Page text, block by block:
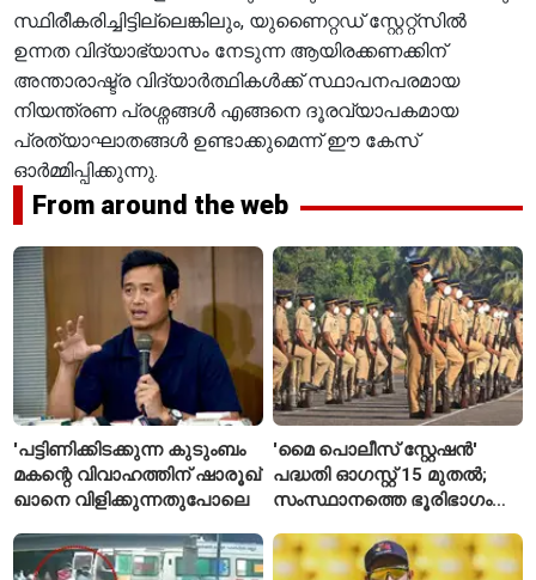
സ്ഥിരീകരിച്ചിട്ടില്ലെങ്കിലും, യുണൈറ്റഡ് സ്റ്റേറ്റ്സിൽ
ഉന്നത വിദ്യാഭ്യാസം നേടുന്ന ആയിരക്കണക്കിന്
അന്താരാഷ്ട്ര വിദ്യാർത്ഥികൾക്ക് സ്ഥാപനപരമായ
നിയന്ത്രണ പ്രശ്നങ്ങൾ എങ്ങനെ ദൂരവ്യാപകമായ
പ്രത്യാഘാതങ്ങൾ ഉണ്ടാക്കുമെന്ന് ഈ കേസ്
ഓർമ്മിപ്പിക്കുന്നു.
From around the web
'പട്ടിണിക്കിടക്കുന്ന കുടുംബം
മകന്റെ വിവാഹത്തിന് ഷാരൂഖ്
ഖാനെ വിളിക്കുന്നതുപോലെ
'മൈ പൊലീസ് സ്റ്റേഷൻ'
പദ്ധതി ഓഗസ്റ്റ് 15 മുതൽ;
സംസ്ഥാനത്തെ ഭൂരിഭാഗം
എസ്‌ഐമാർക്ക്